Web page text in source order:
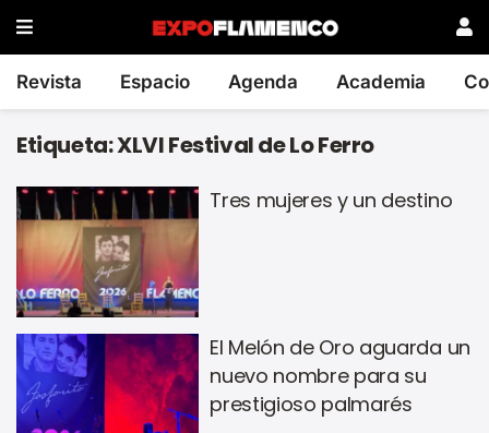
Revista Espacio Agenda Academia
Etiqueta:XLVI Festival de Lo Ferro
Tres mujeres y un destino
El Melón de Oro aguarda un
nuevo nombre para su
prestigioso palmarés